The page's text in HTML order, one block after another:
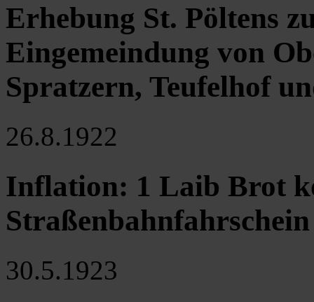
Erhebung St. Pöltens
Eingemeindung von
Spratzern, Teufelhof
26.8.1922
Inflation: 1 Laib Brot
30.5.1923